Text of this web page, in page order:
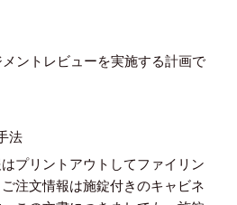
ントレビューを実施する計画で
法
プリントアウトしてファイリン
注文情報は施錠付きのキャビネ